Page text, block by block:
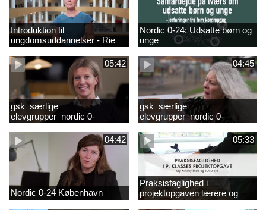
Introduktion til
ungdomsuddannelser - Rie
Thomsen
Nordic 0-24: Udsatte børn og
unge
05:42
gsk_særlige
elevgrupper_nordic 0-
24_frederikshavn
04:45
gsk_særlige
elevgrupper_nordic 0-
24_tønder
04:42
Nordic 0-24 København
05:33
Praksisfaglighed i
projektopgaven lærere og
elever